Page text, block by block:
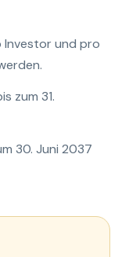
Investor und pro
zum 31.
30. Juni 2037